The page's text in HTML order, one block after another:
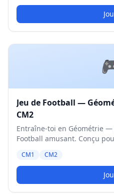
Jeu de Football —
CM2
Entraîne-toi en Géométrie —
Football amusant. Conçu
CM1 CM2